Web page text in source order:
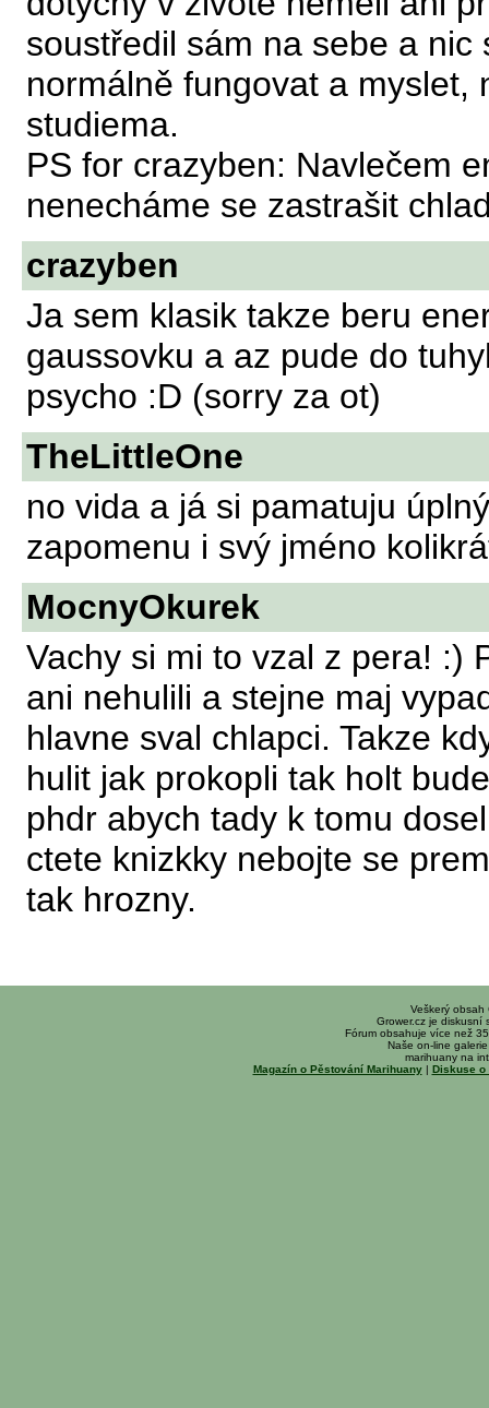
soustředil sám na sebe a
normálně fungovat a
studiema.
PS for crazyben: Navlečem
nenecháme se zastrašit
crazyben
Ja sem klasik takze beru
gaussovku a az pude do
psycho :D (sorry za ot)
TheLittleOne
no vida a já si pamatuju
zapomenu i svý jméno
MocnyOkurek
Vachy si mi to vzal z pera! :)
ani nehulili a stejne maj
hlavne sval chlapci. Takze
hulit jak prokopli tak holt
phdr abych tady k tomu
ctete knizkky nebojte se
tak hrozny.
Veškerý obsah
Grower.cz je diskusní
Fórum obsahuje více než
Naše on-line
marihuany na
Magazín o Pěstování Marihuany| Diskuse o